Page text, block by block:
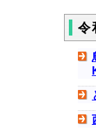
令